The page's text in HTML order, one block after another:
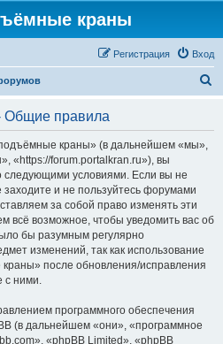
краны
Вход
Регистрация
Общие правила
краны» (в дальнейшем «мы»,
«https://forum.portalkran.ru»), вы
следующими условиями. Если вы не
и не пользуйтесь форумами
за собой право изменять эти
всё возможное, чтобы уведомить вас об
бы разумным регулярно
изменений, так как использование
после обновления/исправления
с ними.
программного обеспечения
(в дальнейшем «они», «программное
«phpBB Limited», «phpBB